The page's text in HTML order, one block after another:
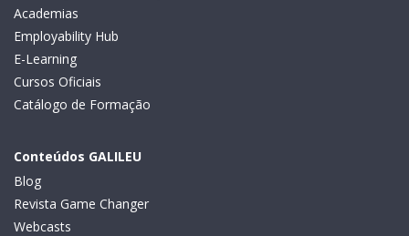
Academias
Employability Hub
E-Learning
Cursos Oficiais
Catálogo de Formação
Conteúdos GALILEU
Blog
Revista Game Changer
Webcasts